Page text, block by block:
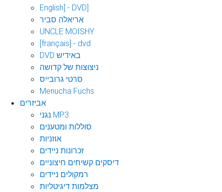
English] - DVD]
אריאלה סביר
UNCLE MOISHY
[français] - dvd
DVD באידיש
ניצוצות של קדושה
סרטי גרובייס
Menucha Fuchs
אביזרים
נגני MP3
סוללות ומטענים
אוזניות
זכרונות ניידים
דיסקים קשיחים חיצוניים
רמקולים ניידים
מצלמות דיגיטליות